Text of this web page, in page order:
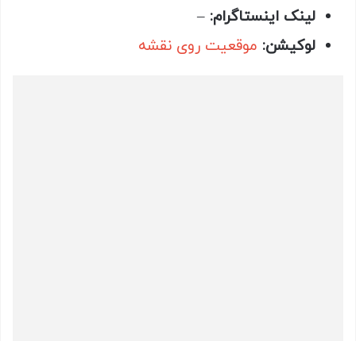
لینک اینستاگرام: –
لوکیشن: موقعیت روی نقشه